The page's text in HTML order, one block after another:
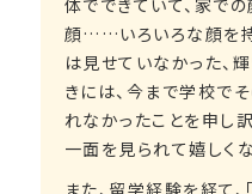
体でできていて、家で
顔……いろいろな顔を持
は見せていなかった、
きには、今まで学校で
れなかったことを申し
一面を見られて嬉しく